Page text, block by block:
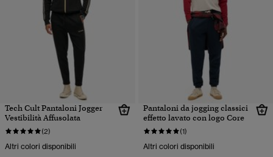
Tech Cult Pantaloni Jogger
Vestibilità Affusolata
(2)
Altri colori disponibili
Pantaloni da jogging classici
effetto lavato con logo Core
(1)
Altri colori disponibili